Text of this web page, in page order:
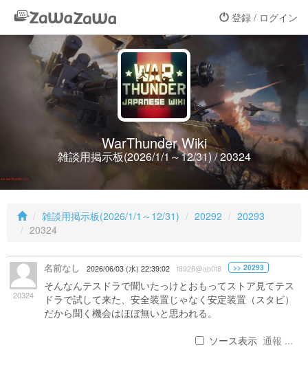
登録 / ログイン
WarThunder Wiki
雑談用掲示板(2026/1/1～12/31) / 20324
雑談用掲示板(2026/1/1～12/31) 20292
20293
20324
20324
名前なし 2026/06/03 (水) 22:39:02 f8928@ab0f8 >> 20293
そんなんテスドラで聞いたっけとおもってストア見てテス
ドラで試して来た、安全装置じゃなく安定装置（スタビ）
だから聞く機会はほぼ無いと思われる。
ソース表示 通報 ...